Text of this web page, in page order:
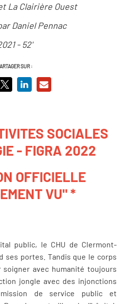
La Clairière Ouest
Daniel Pennac
- 52'
SUR :
SOCIALES
- FIGRA 2022
OFFICIELLE
VU" *
public, le CHU de Clermont-
ses portes. Tandis que le corps
soigner avec humanité toujours
jongle avec des injonctions
de service public et